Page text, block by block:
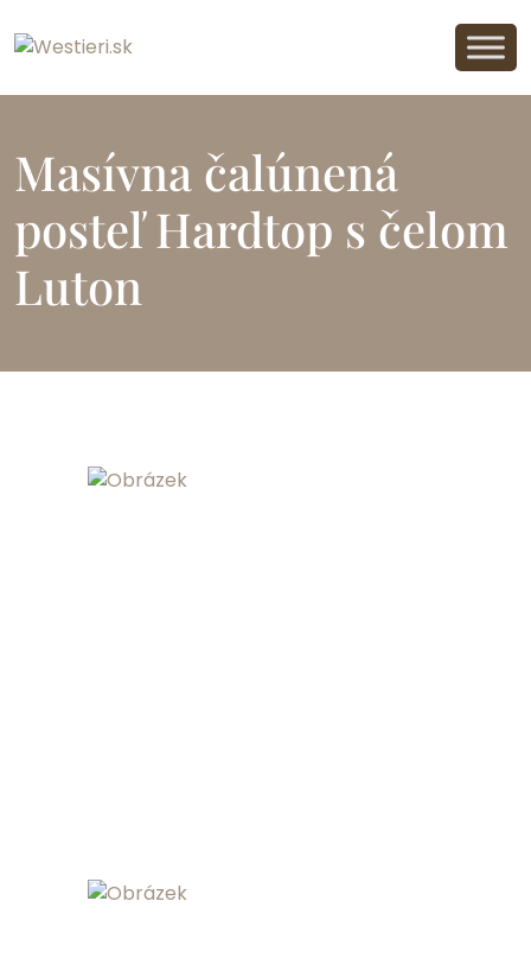
Masívna čalúnená
posteľ Hardtop s čelom
Luton